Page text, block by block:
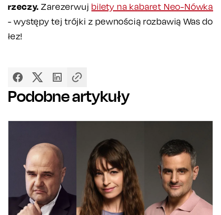
rzeczy. Zarezerwuj bilety na kabaret Neo-Nówka
- występy tej trójki z pewnością rozbawią Was do
łez!
Podobne artykuły